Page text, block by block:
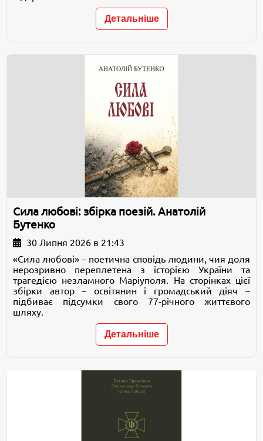
Детальніше
Сила любові: збірка поезій. Анатолій
Бутенко
30 Липня 2026 в 21:43
«Сила любові» – поетична сповідь людини, чия доля
нерозривно переплетена з історією України та
трагедією незламного Маріуполя. На сторінках цієї
збірки автор – освітянин і громадський діяч –
підбиває підсумки свого 77-річного життєвого
шляху.
Детальніше